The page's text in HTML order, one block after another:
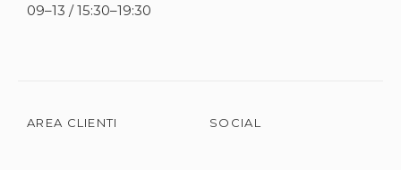
09–13 / 15:30–19:30
AREA CLIENTI SOCIAL